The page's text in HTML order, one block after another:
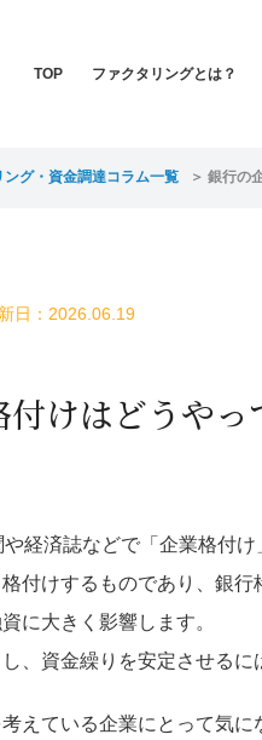
TOP ファクタリングとは？
ング・資金調達コラム一覧 銀行の
日：2026.06.19
けはどうや
経済誌などで「企業格付
付けするものであり、銀行
に大きく影響します。
、資金繰りを安定させるに
えている企業にとって気